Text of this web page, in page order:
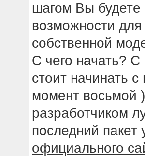
шагом Вы будете
возможности
собственной
С чего начать?
стоит начинать
момент восьмой
разработчиком
последний
официального